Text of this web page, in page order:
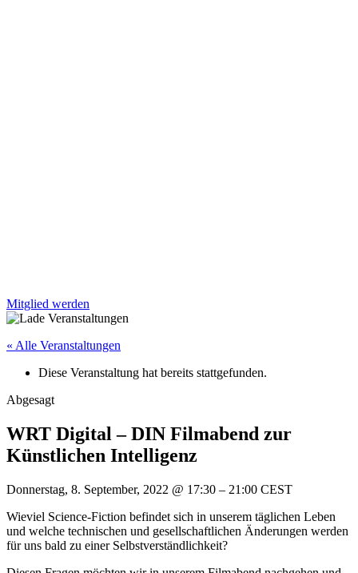
Mitglied werden
« Alle Veranstaltungen
Diese Veranstaltung hat bereits stattgefunden.
Abgesagt
WRT Digital – DIN Filmabend zur
Künstlichen Intelligenz
Donnerstag, 8. September, 2022 @ 17:30 – 21:00 CEST
Wieviel Science-Fiction befindet sich in unserem täglichen Leben
und welche technischen und gesellschaftlichen Änderungen werden
für uns bald zu einer Selbstverständlichkeit?